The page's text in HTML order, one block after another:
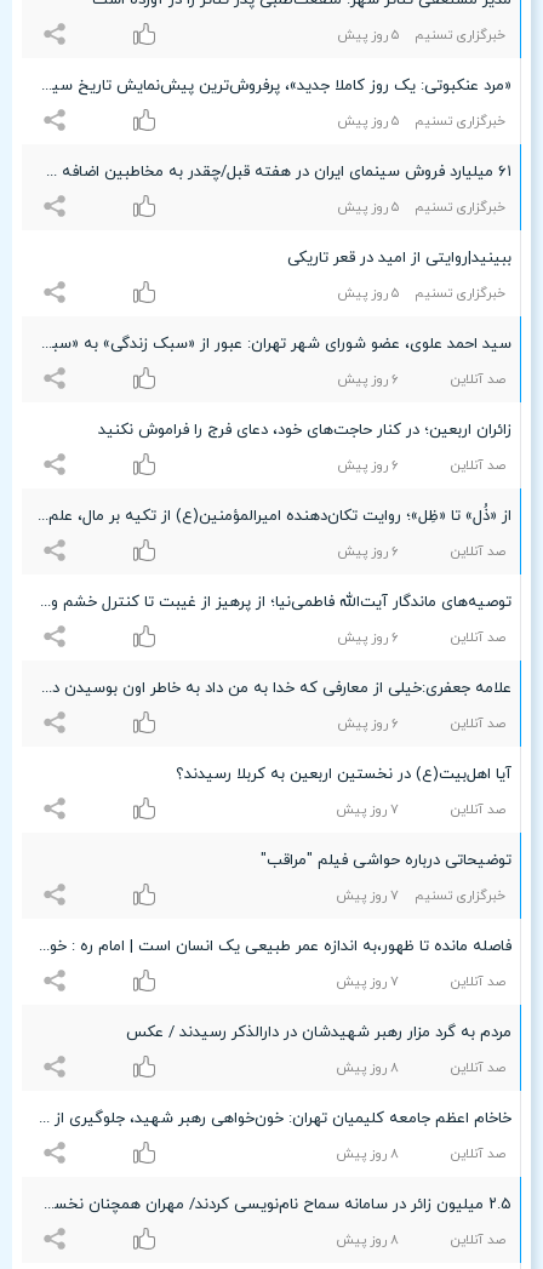
خبرگزاری تسنیم ۵ روز پیش
«مرد عنکبوتی: یک روز کاملا جدید»، پرفروش‌ترین پیش‌نمایش تاریخ سینما شد
خبرگزاری تسنیم ۵ روز پیش
۶۱ میلیارد فروش سینمای ایران در هفته قبل/چقدر به مخاطبین اضافه شد؟
خبرگزاری تسنیم ۵ روز پیش
ببینید|روایتی از امید در قعر تاریکی
خبرگزاری تسنیم ۵ روز پیش
سید احمد علوی، عضو شورای شهر تهران: عبور از «سبک زندگی» به «سبک‌های زندگی» در گرو تحقق «عدالت ادراکی» است
صد آنلاین ۶ روز پیش
زائران اربعین؛ در کنار حاجت‌های خود، دعای فرج را فراموش نکنید
صد آنلاین ۶ روز پیش
از «ذُل» تا «ظِل»؛ روایت تکان‌دهنده امیرالمؤمنین(ع) از تکیه بر مال، علم، عقل و خدا
صد آنلاین ۶ روز پیش
توصیه‌های ماندگار آیت‌الله فاطمی‌نیا؛ از پرهیز از غیبت تا کنترل خشم و شاد کردن دل مردم
صد آنلاین ۶ روز پیش
علامه جعفری:خیلی از معارفی که خدا به من داد به خاطر اون بوسیدن دست همسرم موقع جر و بحثمون بود
صد آنلاین ۶ روز پیش
آیا اهل‌بیت(ع) در نخستین اربعین به کربلا رسیدند؟
صد آنلاین ۷ روز پیش
توضیحاتی درباره حواشی فیلم "مراقب"
خبرگزاری تسنیم ۷ روز پیش
فاصله مانده تا ظهور،به اندازه عمر طبیعی یک انسان است | امام ره : خود را برای ملاقات با امام زمان عج آماده کنید
صد آنلاین ۷ روز پیش
مردم به گرد مزار رهبر شهیدشان در دارالذکر رسیدند / عکس
صد آنلاین ۸ روز پیش
خاخام اعظم جامعه کلیمیان تهران: خون‌خواهی رهبر شهید، جلوگیری از تکرار جنایت و برقراری عدالت در جهان است
صد آنلاین ۸ روز پیش
۲.۵ میلیون زائر در سامانه سماح نام‌نویسی کردند/ مهران همچنان نخستین مرز خروجی زائران اربعین
صد آنلاین ۸ روز پیش